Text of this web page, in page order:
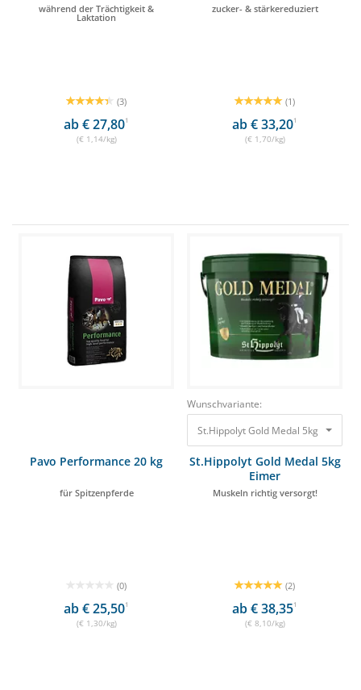
während der Trächtigkeit &
Laktation
(3)
ab € 27,801
(€ 1,14/kg)
zucker- & stärkereduziert
(1)
ab € 33,201
(€ 1,70/kg)
Pavo Performance 20 kg
für Spitzenpferde
(0)
ab € 25,501
(€ 1,30/kg)
Wunschvariante:
St.Hippolyt Gold Medal 5kg Eimer
St.Hippolyt Gold Medal 5kg
Eimer
Muskeln richtig versorgt!
(2)
ab € 38,351
(€ 8,10/kg)